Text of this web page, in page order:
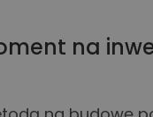
na